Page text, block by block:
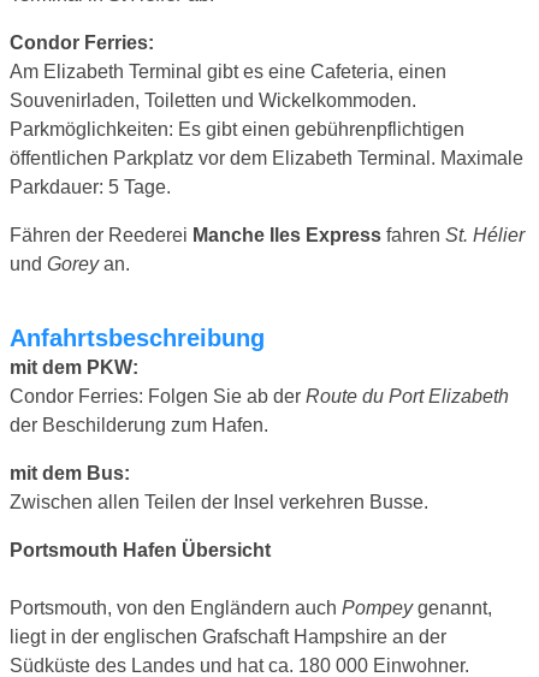
Condor Ferries:
Am Elizabeth Terminal gibt es eine Cafeteria, einen
Souvenirladen, Toiletten und Wickelkommoden.
Parkmöglichkeiten: Es gibt einen gebührenpflichtigen
öffentlichen Parkplatz vor dem Elizabeth Terminal. Maximale
Parkdauer: 5 Tage.
Fähren der Reederei Manche Iles Express fahren St. Hélier
und Goreyan.
Anfahrtsbeschreibung
mit dem PKW:
Condor Ferries: Folgen Sie ab der Route du Port Elizabeth
der Beschilderung zum Hafen.
mit dem Bus:
Zwischen allen Teilen der Insel verkehren Busse.
Portsmouth Hafen Übersicht
Portsmouth, von den Engländern auch Pompeygenannt,
liegt in der englischen Grafschaft Hampshire an der
Südküste des Landes und hat ca. 180 000 Einwohner.